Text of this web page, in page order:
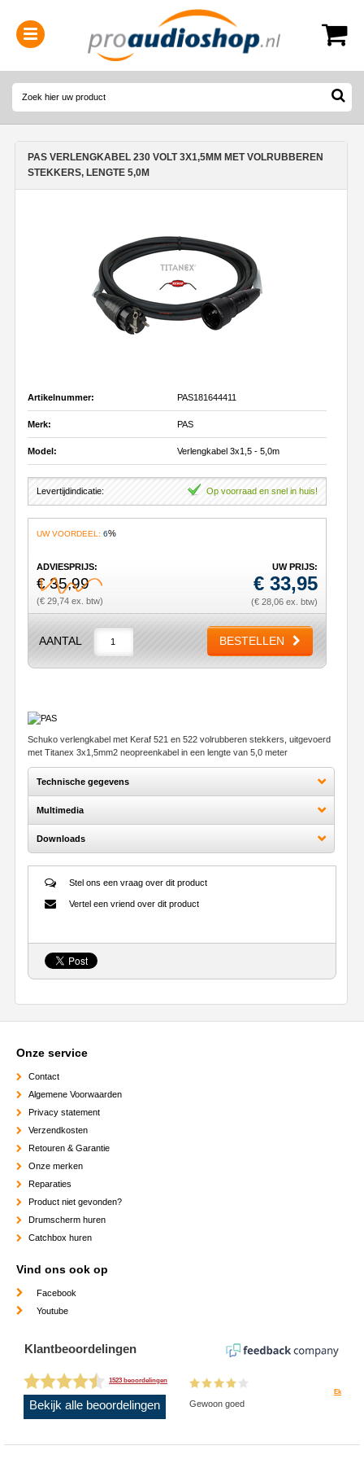
0314-364515
PAS VERLENGKABEL 230 VOLT 3X1,5MM MET VOLRUBBEREN
STEKKERS, LENGTE 5,0M
Artikelnummer: PAS181644411
Merk: PAS
Model: Verlengkabel 3x1,5 - 5,0m
Levertijdindicatie: Op voorraad en snel in huis!
UW VOORDEEL: 6%
ADVIESPRIJS:
€ 35,99
(€ 29,74 ex. btw)
UW PRIJS:
€ 33,95
(€ 28,06 ex. btw)
AANTAL BESTELLEN
Schuko verlengkabel met Keraf 521 en 522 volrubberen stekkers, uitgevoerd
met Titanex 3x1,5mm2 neopreenkabel in een lengte van 5,0 meter
Technische gegevens
Multimedia
Downloads
Vertel een vriend over dit product
Stel ons een vraag over dit product
Onze service
Contact
Algemene Voorwaarden
Privacy statement
Verzendkosten
Retouren & Garantie
Onze merken
Reparaties
Product niet gevonden?
Drumscherm huren
Catchbox huren
Vind ons ook op
Facebook
Youtube
Klantbeoordelingen
1523 beoordelingen
Bekijk alle beoordelingen
Ek
Gewoon goed